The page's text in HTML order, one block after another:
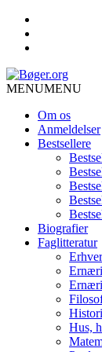
MENUMENU
Om os
Anmeldelser
Bestsellere
Biografier
Faglitteratur
Hus,